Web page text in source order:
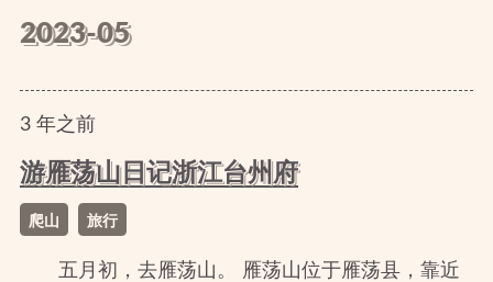
2023-05
3年之前
游雁荡山日记浙江台州府
爬山 旅行
五月初，去雁荡山。 雁荡山位于雁荡县，靠近